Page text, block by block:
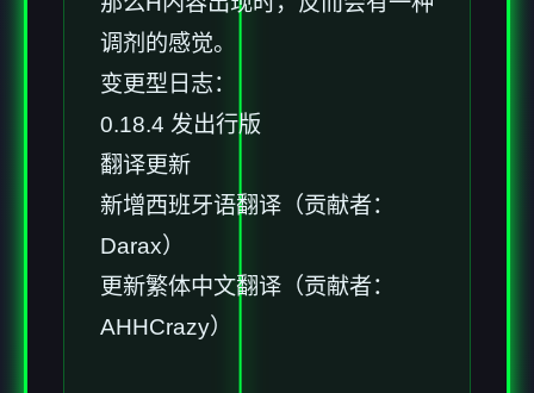
调剂的感觉。
变更型日志：
0.18.4 发出行版
翻译更新
新增西班牙语翻译（贡献者：
Darax）
更新繁体中文翻译（贡献者：
AHHCrazy）